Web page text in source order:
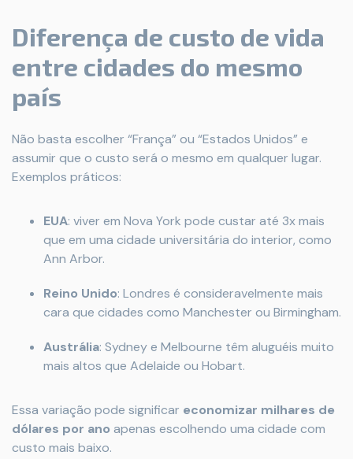
Diferença de custo de vida
entre cidades do mesmo
país
Não basta escolher “França” ou “Estados Unidos” e
assumir que o custo será o mesmo em qualquer lugar.
Exemplos práticos:
EUA: viver em Nova York pode custar até 3x mais
que em uma cidade universitária do interior, como
Ann Arbor.
Reino Unido: Londres é consideravelmente mais
cara que cidades como Manchester ou Birmingham.
Austrália: Sydney e Melbourne têm aluguéis muito
mais altos que Adelaide ou Hobart.
Essa variação pode significar economizar milhares de
dólares por ano apenas escolhendo uma cidade com
custo mais baixo.